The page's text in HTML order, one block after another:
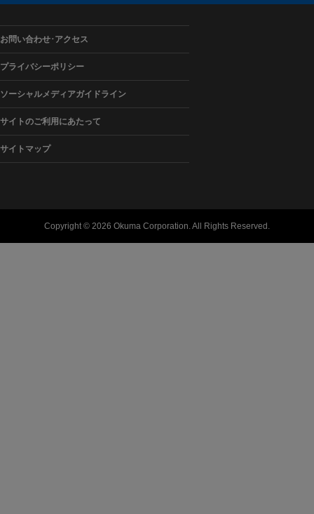
お問い合わせ･アクセス
プライバシーポリシー
ソーシャルメディアガイドライン
サイトのご利用にあたって
サイトマップ
Copyright © 2026 Okuma Corporation. All Rights Reserved.